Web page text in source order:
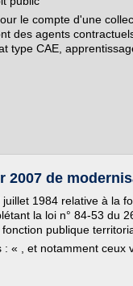
le compte d'une
des agents
type CAE,
2007 de
1984 relative à la
la loi n° 84-53 du
publique
: « , et notamment ceux